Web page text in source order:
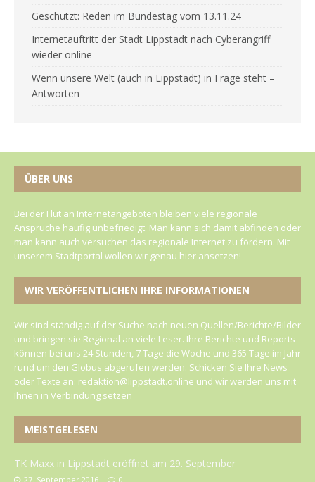
Geschützt: Reden im Bundestag vom 13.11.24
Internetauftritt der Stadt Lippstadt nach Cyberangriff
wieder online
Wenn unsere Welt (auch in Lippstadt) in Frage steht –
Antworten
ÜBER UNS
Bei der Flut an Internetangeboten bleiben viele regionale
Ansprüche häufig unbefriedigt. Man kann sich damit abfinden oder
man kann auch versuchen das regionale Internet zu fördern. Mit
unserem Stadtportal wollen wir genau hier ansetzen!
WIR VERÖFFENTLICHEN IHRE INFORMATIONEN
Wir sind ständig auf der Suche nach neuen Quellen/Berichte/Bilder
und bringen sie Regional an viele Leser. Ihre Berichte und Reports
können bei uns 24 Stunden, 7 Tage die Woche und 365 Tage im Jahr
rund um den Globus abgerufen werden. Schicken Sie Ihre News
oder Texte an: redaktion@lippstadt.online und wir werden uns mit
Ihnen in Verbindung setzen
MEISTGELESEN
TK Maxx in Lippstadt eröffnet am 29. September
27. September 2016 0